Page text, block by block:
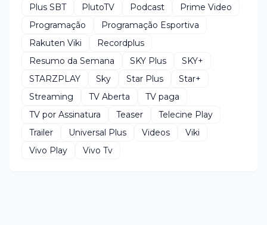
Plus SBT
PlutoTV Podcast
Prime Video
Programação
Programação Esportiva
Rakuten Viki
Recordplus
Resumo da Semana
SKY Plus
SKY+
STARZPLAY
Sky Star Plus
Star+
Streaming
TV Aberta
TV paga
TV por Assinatura
Teaser
Telecine Play
Trailer
Universal Plus Videos
Viki
Vivo Play
Vivo Tv